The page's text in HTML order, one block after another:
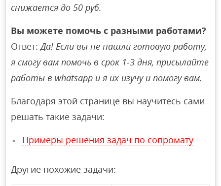
снижается до 50 руб.
Вы можете помочь с разными работами?
Ответ:Да! Если вы не нашли готовую работу,
я смогу вам помочь в срок 1-3 дня, присылайте
работы в whatsapp и я их изучу и помогу вам.
Благодаря этой странице вы научитесь сами
решать такие задачи:
Примеры решения задач по сопромату
Другие похожие задачи: